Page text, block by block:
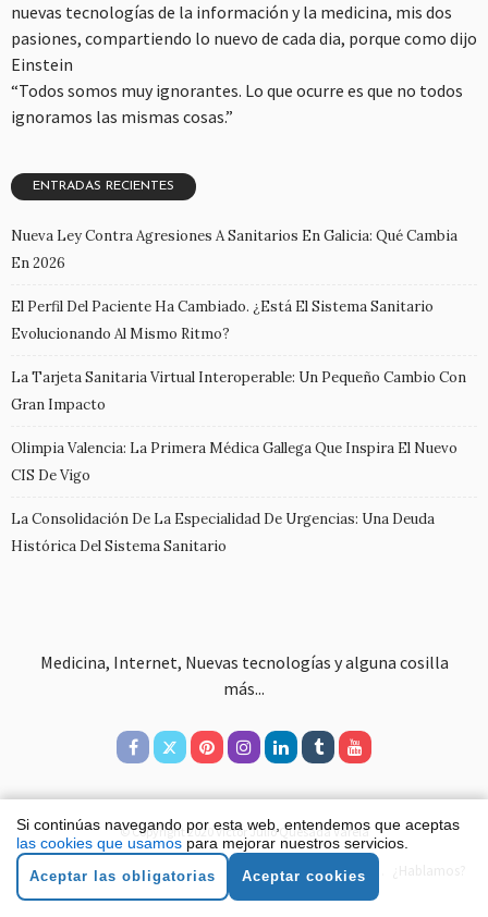
nuevas tecnologías de la información y la medicina, mis dos
pasiones, compartiendo lo nuevo de cada dia, porque como dijo
Einstein
“Todos somos muy ignorantes. Lo que ocurre es que no todos
ignoramos las mismas cosas.”
ENTRADAS RECIENTES
Nueva Ley Contra Agresiones A Sanitarios En Galicia: Qué Cambia
En 2026
El Perfil Del Paciente Ha Cambiado. ¿Está El Sistema Sanitario
Evolucionando Al Mismo Ritmo?
La Tarjeta Sanitaria Virtual Interoperable: Un Pequeño Cambio Con
Gran Impacto
Olimpia Valencia: La Primera Médica Gallega Que Inspira El Nuevo
CIS De Vigo
La Consolidación De La Especialidad De Urgencias: Una Deuda
Histórica Del Sistema Sanitario
Medicina, Internet, Nuevas tecnologías y alguna cosilla
más...
© Copyright 2020 Víctor Julio Quesada Varela
Aviso legal Política de cookies Política de privacidad
Si continúas navegando por esta web, entendemos que aceptas
las cookies que usamos para mejorar nuestros servicios.
Aceptar las obligatorias Aceptar cookies